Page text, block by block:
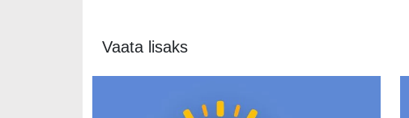
Vaata lisaks